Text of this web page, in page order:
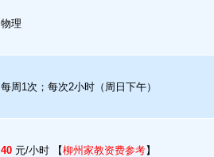
物理
每周1次；每次2小时（周日下午）
40 元/小时 【柳州家教资费参考】